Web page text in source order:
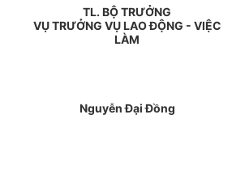
TL. BỘ TRƯỞNG
VỤ TRƯỞNG VỤ LAO ĐỘNG - VIỆC
LÀM
Nguyễn Đại Đồng